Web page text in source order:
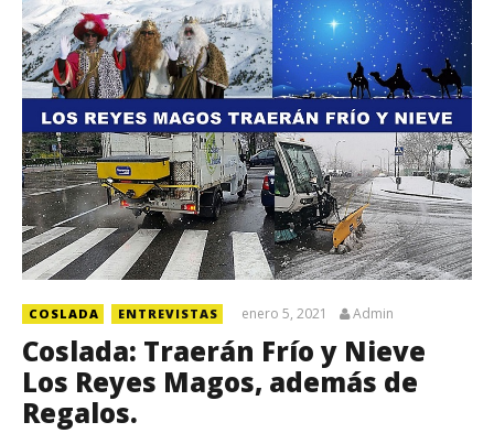
COSLADA ENTREVISTAS enero 5, 2021 Admin
Coslada: Traerán Frío y Nieve
Los Reyes Magos, además de
Regalos.